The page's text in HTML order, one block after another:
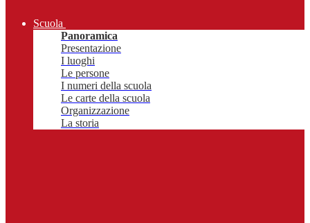
Scuola
Panoramica
Presentazione
I luoghi
Le persone
I numeri della scuola
Le carte della scuola
Organizzazione
La storia